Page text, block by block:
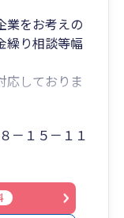
業をお考えの
繰り相談等幅
応しておりま
対応もご安
。
－１５－１１